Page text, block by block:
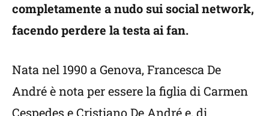
completamente a nudo sui social network,
facendo perdere la testa ai fan.
Nata nel 1990 a Genova, Francesca De
André è nota per essere la figlia di Carmen
Cespedes e Cristiano De André e, di